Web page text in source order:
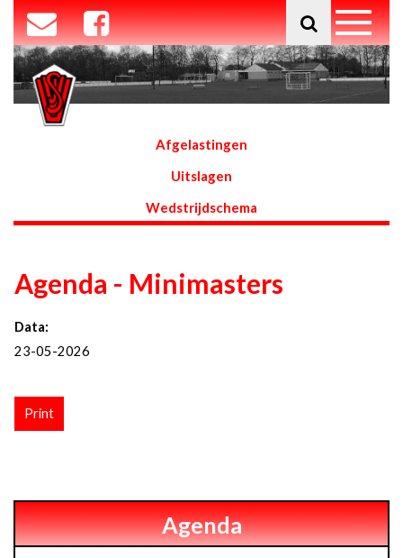
Afgelastingen
Uitslagen
Wedstrijdschema
Agenda - Minimasters
Data:
23-05-2026
Print
Agenda